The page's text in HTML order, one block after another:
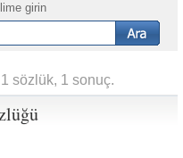
girin
sözlük, 1 sonuç.